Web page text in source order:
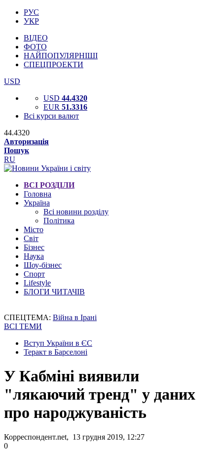
РУС
УКР
ВІДЕО
ФОТО
НАЙПОПУЛЯРНІШІ
СПЕЦПРОЕКТИ
USD
USD 44.4320
EUR 51.3316
Всі курси валют
44.4320
Авторизація
Пошук
RU
ВСІ РОЗДІЛИ
Головна
Україна
Всі новини розділу
Політика
Місто
Світ
Бізнес
Наука
Шоу-бізнес
Спорт
Lifestyle
БЛОГИ ЧИТАЧІВ
СПЕЦТЕМА: Війна в Ірані
ВСІ ТЕМИ
Вступ України в ЄС
Теракт в Барселоні
У Кабміні виявили
"лякаючий тренд" у даних
про народжуваність
Корреспондент.net, 13 грудня 2019, 12:27
0